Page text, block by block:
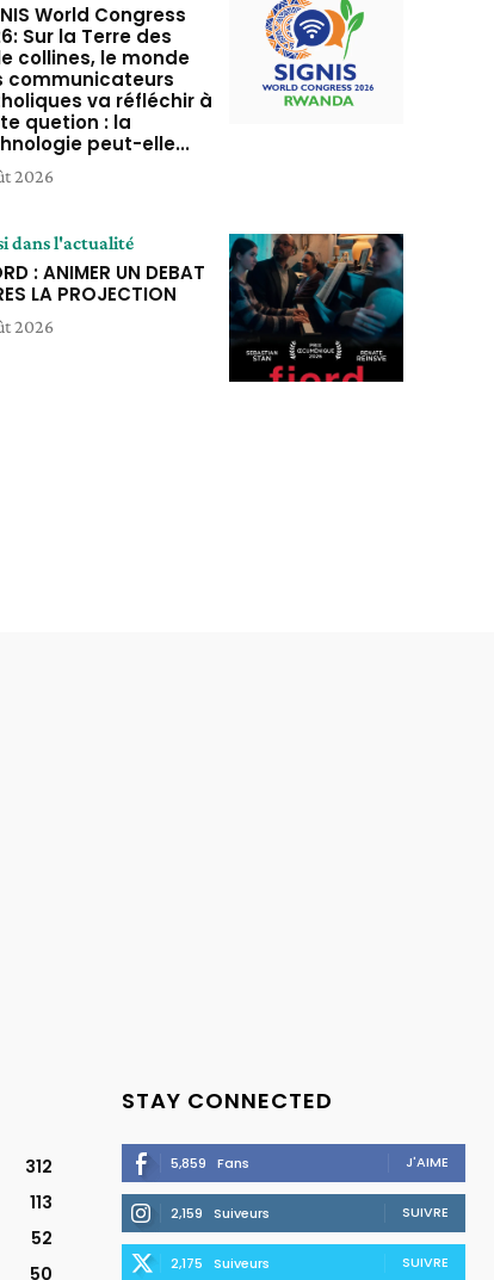
World Congress
Sur la Terre des
collines, le monde
communicateurs
va réfléchir à
quetion : la
peut-elle...
2026
dans l'actualité
: ANIMER UN DEBAT
LA PROJECTION
2026
312
113
52
50
STAY CONNECTED
5,859 Fans J'AIME
2,159 Suiveurs SUIVRE
2,175 Suiveurs SUIVRE